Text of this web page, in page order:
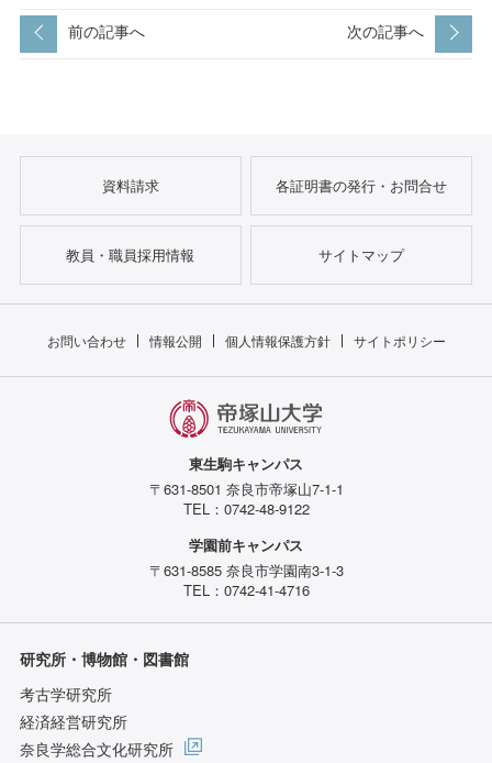
前の記事へ 次の記事へ
資料請求 各証明書の発行・お問合せ
教員・職員採用情報 サイトマップ
お問い合わせ 情報公開 個人情報保護方針 サイトポリシー
東生駒キャンパス
〒631-8501 奈良市帝塚山7-1-1
TEL：0742-48-9122
学園前キャンパス
〒631-8585 奈良市学園南3-1-3
TEL：0742-41-4716
研究所・博物館・図書館
考古学研究所
経済経営研究所
奈良学総合文化研究所